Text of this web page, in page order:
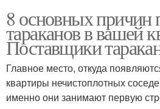
8 основных причин
тараканов в вашей
Поставщики
Главное место, откуда
квартиры нечистоплотных
именно они занимают первую